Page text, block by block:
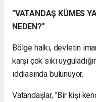
"VATANDAŞ KÜMES
NEDEN?"
Bölge halkı, devletin
karşı çok sıkı
iddiasında bulunuyor.
Vatandaşlar, "Bir kişi